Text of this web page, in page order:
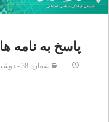
پاسخ به نامه ها
شماره 38 - دوشنبه 01 بهمن 1363